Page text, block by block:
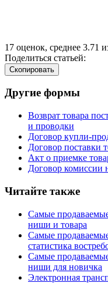
17 оценок, среднее 3.71
Поделиться статьей:
Cкопировать
Другие формы
Возврат товара
и проводки
Договор купли-
Договор поставки
Акт о приемке
Договор комиссии
Читайте также
Самые
ниши и товара
Самые
статистика
Самые
ниши для новичка
Электронная